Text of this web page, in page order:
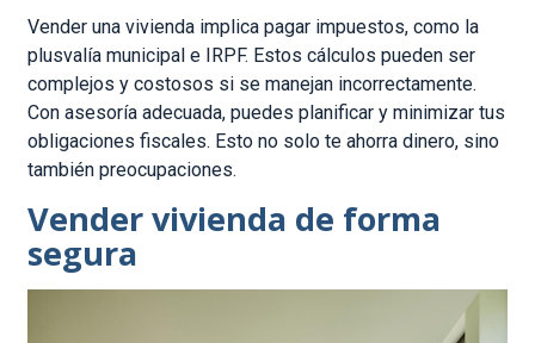
Vender una vivienda implica pagar impuestos, como la
plusvalía municipal e IRPF. Estos cálculos pueden ser
complejos y costosos si se manejan incorrectamente.
Con asesoría adecuada, puedes planificar y minimizar tus
obligaciones fiscales. Esto no solo te ahorra dinero, sino
también preocupaciones.
Vender vivienda de forma
segura